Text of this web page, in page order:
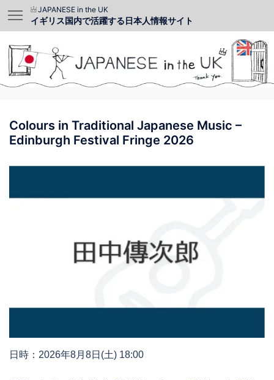
JAPANESE in the UK
イギリス国内で活躍する日本人情報サイト
Colours in Traditional Japanese Music –
Edinburgh Festival Fringe 2026
日時：2026年8月8日(土) 18:00